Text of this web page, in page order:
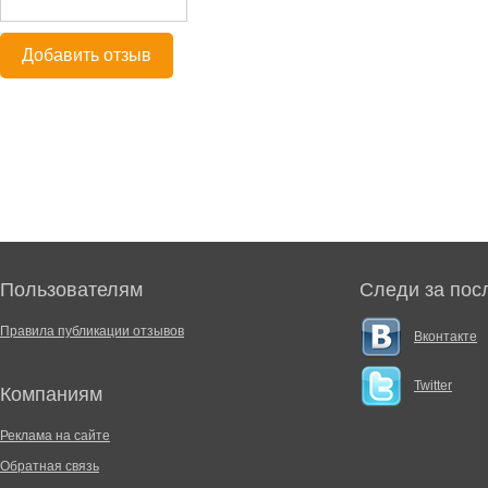
Добавить отзыв
Пользователям
Правила публикации отзывов
Компаниям
Реклама на сайте
Обратная связь
Следи за
Вконтакте
Twitter